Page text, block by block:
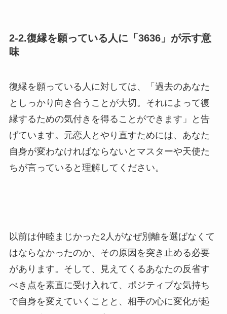
2-2.復縁を願っている人に「3636」が示す意
味
復縁を願っている人に対しては、「過去のあなた
としっかり向き合うことが大切。それによって復
縁するための気付きを得ることができます」と告
げています。元恋人とやり直すためには、あなた
自身が変わなければならないとマスターや天使た
ちが言っていると理解してください。
以前は仲睦まじかった2人がなぜ別離を選ばなくて
はならなかったのか、その原因を突き止める必要
があります。そして、見えてくるあなたの反省す
べき点を素直に受け入れて、ポジティブな気持ち
で自身を変えていくことと、相手の心に変化が起